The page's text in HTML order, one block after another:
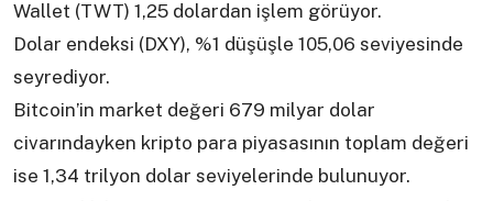
Wallet (TWT) 1,25 dolardan işlem görüyor.
Dolar endeksi (DXY), %1 düşüşle 105,06 seviyesinde
seyrediyor.
Bitcoin’in market değeri 679 milyar dolar
civarındayken kripto para piyasasının toplam değeri
ise 1,34 trilyon dolar seviyelerinde bulunuyor.